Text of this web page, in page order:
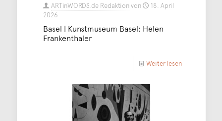
ARTinWORDS.de Redaktionvon
18. April
2026
Basel | Kunstmuseum Basel: Helen
Frankenthaler
Weiter lesen